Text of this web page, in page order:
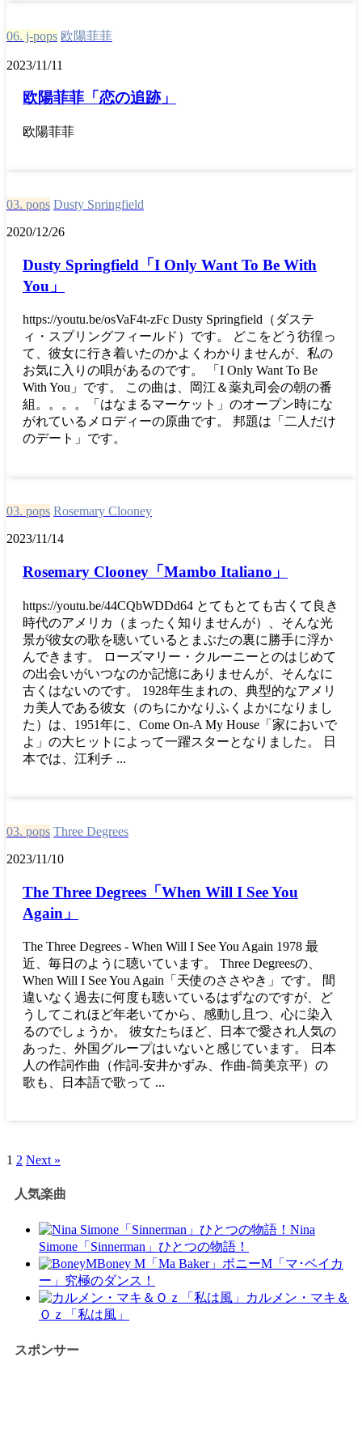
06. j-pops 欧陽菲菲
2023/11/11
欧陽菲菲「恋の追跡」
欧陽菲菲
03. pops Dusty Springfield
2020/12/26
Dusty Springfield「I Only Want To Be With
You」
https://youtu.be/osVaF4t-zFc Dusty Springfield（ダステ
ィ・スプリングフィールド）です。 どこをどう彷徨っ
て、彼女に行き着いたのかよくわかりませんが、私の
お気に入りの唄があるのです。 「I Only Want To Be
With You」です。 この曲は、岡江＆薬丸司会の朝の番
組。。。。「はなまるマーケット」のオープン時にな
がれているメロディーの原曲です。 邦題は「二人だけ
のデート」です。
03. pops Rosemary Clooney
2023/11/14
Rosemary Clooney「Mambo Italiano」
https://youtu.be/44CQbWDDd64 とてもとても古くて良き
時代のアメリカ（まったく知りませんが）、そんな光
景が彼女の歌を聴いているとまぶたの裏に勝手に浮か
んできます。 ローズマリー・クルーニーとのはじめて
の出会いがいつなのか記憶にありませんが、そんなに
古くはないのです。 1928年生まれの、典型的なアメリ
カ美人である彼女（のちにかなりふくよかになりまし
た）は、1951年に、Come On-A My House「家においで
よ」の大ヒットによって一躍スターとなりました。 日
本では、江利チ ...
03. pops Three Degrees
2023/11/10
The Three Degrees「When Will I See You
Again」
The Three Degrees - When Will I See You Again 1978 最
近、毎日のように聴いています。 Three Degreesの、
When Will I See You Again「天使のささやき」です。 間
違いなく過去に何度も聴いているはずなのですが、ど
うしてこれほど年老いてから、感動し且つ、心に染入
るのでしょうか。 彼女たちほど、日本で愛され人気の
あった、外国グループはいないと感じています。 日本
人の作詞作曲（作詞-安井かずみ、作曲-筒美京平）の
歌も、日本語で歌って ...
1 2 Next »
人気楽曲
Nina
Simone「Sinnerman」ひとつの物語！
Boney M「Ma Baker」ボニーM「マ･ベイカ
ー」究極のダンス！
カルメン・マキ＆
Ｏｚ「私は風」
スポンサー